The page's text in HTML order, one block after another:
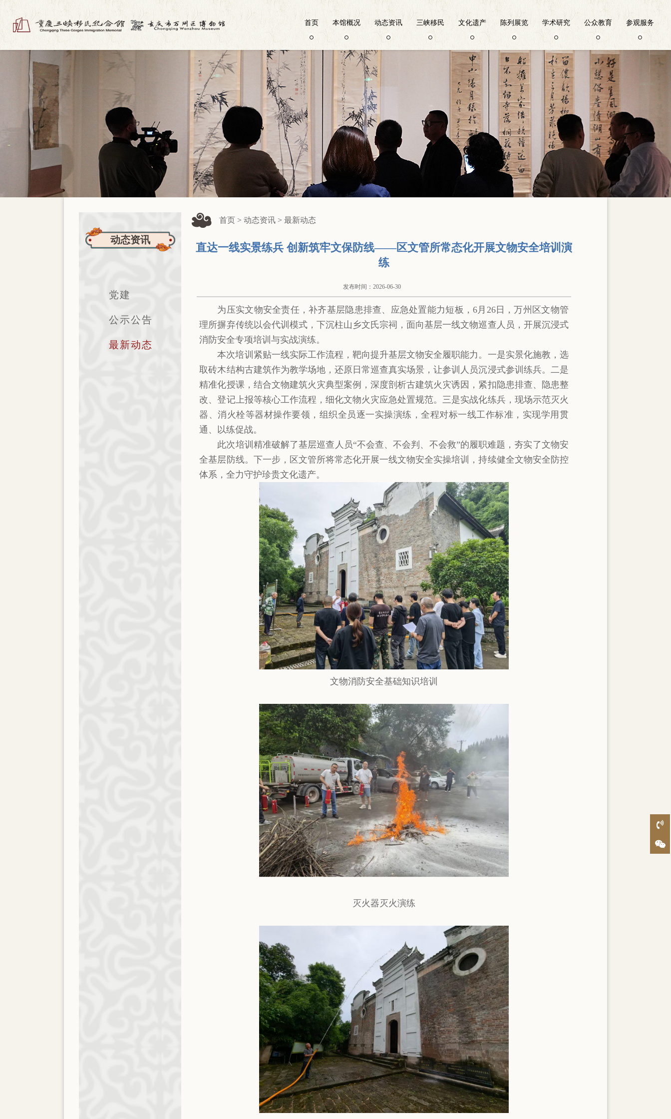
首页 本馆概况 动态资讯 三峡移民 文化遗产 陈列展览 学术研究 公众教育 参观服务
动态资讯
党建
公示公告
最新动态
首页 > 动态资讯 > 最新动态
直达一线实景练兵 创新筑牢文保防线——区文管所常态化开展文物安全培训演
练
发布时间：2026-06-30
为压实文物安全责任，补齐基层隐患排查、应急处置能力短板，6月26日，万州区文物管
理所摒弃传统以会代训模式，下沉柱山乡文氏宗祠，面向基层一线文物巡查人员，开展沉浸式
消防安全专项培训与实战演练。
本次培训紧贴一线实际工作流程，靶向提升基层文物安全履职能力。一是实景化施教，选
取砖木结构古建筑作为教学场地，还原日常巡查真实场景，让参训人员沉浸式参训练兵。二是
精准化授课，结合文物建筑火灾典型案例，深度剖析古建筑火灾诱因，紧扣隐患排查、隐患整
改、登记上报等核心工作流程，细化文物火灾应急处置规范。三是实战化练兵，现场示范灭火
器、消火栓等器材操作要领，组织全员逐一实操演练，全程对标一线工作标准，实现学用贯
通、以练促战。
此次培训精准破解了基层巡查人员“不会查、不会判、不会救”的履职难题，夯实了文物安
全基层防线。下一步，区文管所将常态化开展一线文物安全实操培训，持续健全文物安全防控
体系，全力守护珍贵文化遗产。
文物消防安全基础知识培训
灭火器灭火演练